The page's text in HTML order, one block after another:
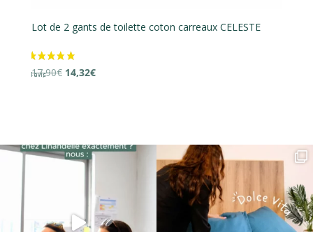
Lot de 2 gants de toilette coton carreaux CELESTE
17,90€ Le
17,90€.
14,32€Le
14,32€.